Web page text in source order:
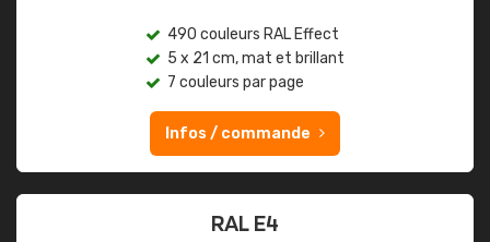
490 couleurs RAL Effect
5 x 21 cm, mat et brillant
7 couleurs par page
Infos / commande
RAL E4